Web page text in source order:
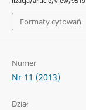
Formaty cytowań
Numer
Nr 11 (2013)
Dział